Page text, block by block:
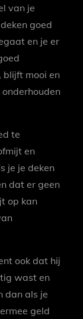
van je
goed
en je er
blijft mooi en
te
en
je je deken
dat er geen
op kan
ook dat hij
wast en
dan als je
geld